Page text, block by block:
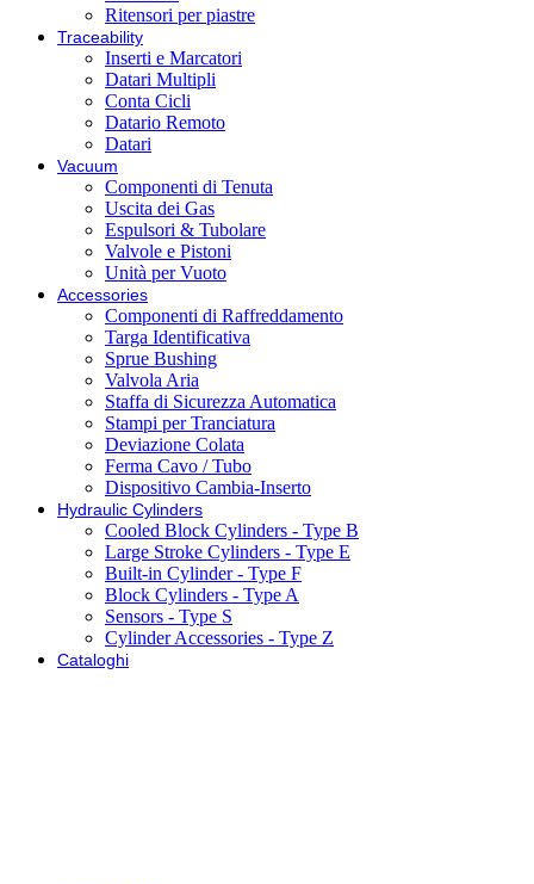
Ritensori per piastre
Traceability
Inserti e Marcatori
Datari Multipli
Conta Cicli
Datario Remoto
Datari
Vacuum
Componenti di Tenuta
Uscita dei Gas
Espulsori & Tubolare
Valvole e Pistoni
Unità per Vuoto
Accessories
Componenti di Raffreddamento
Targa Identificativa
Sprue Bushing
Valvola Aria
Staffa di Sicurezza Automatica
Stampi per Tranciatura
Deviazione Colata
Ferma Cavo / Tubo
Dispositivo Cambia-Inserto
Hydraulic Cylinders
Cooled Block Cylinders - Type B
Large Stroke Cylinders - Type E
Built-in Cylinder - Type F
Block Cylinders - Type A
Sensors - Type S
Cylinder Accessories - Type Z
Cataloghi